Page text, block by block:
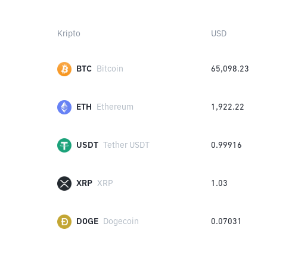
Kripto USD
BTC Bitcoin 65,098.23
ETH Ethereum 1,922.22
USDT Tether USDT 0.99916
XRP XRP 1.03
DOGE Dogecoin 0.07031